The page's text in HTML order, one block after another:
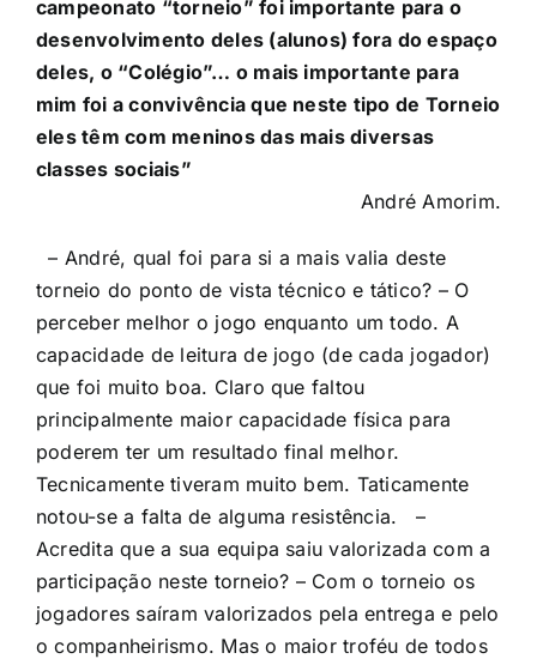
campeonato “torneio” foi importante para o
desenvolvimento deles (alunos) fora do espaço
deles, o “Colégio”… o mais importante para
mim foi a convivência que neste tipo de Torneio
eles têm com meninos das mais diversas
classes sociais”
André Amorim.
– André, qual foi para si a mais valia deste
torneio do ponto de vista técnico e tático? – O
perceber melhor o jogo enquanto um todo. A
capacidade de leitura de jogo (de cada jogador)
que foi muito boa. Claro que faltou
principalmente maior capacidade física para
poderem ter um resultado final melhor.
Tecnicamente tiveram muito bem. Taticamente
notou-se a falta de alguma resistência. –
Acredita que a sua equipa saiu valorizada com a
participação neste torneio? – Com o torneio os
jogadores saíram valorizados pela entrega e pelo
o companheirismo. Mas o maior troféu de todos